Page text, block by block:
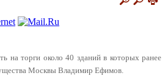
на торги около 40 зданий в которых ранее
Москвы Владимир Ефимов.